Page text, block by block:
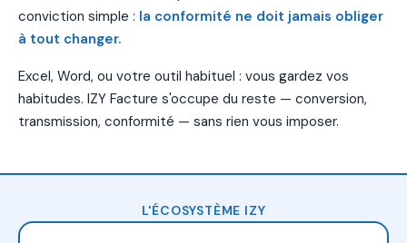
conviction simple : la conformité ne doit jamais obliger
à tout changer.
Excel, Word, ou votre outil habituel : vous gardez vos
habitudes. IZY Facture s'occupe du reste — conversion,
transmission, conformité — sans rien vous imposer.
L'ÉCOSYSTÈME IZY